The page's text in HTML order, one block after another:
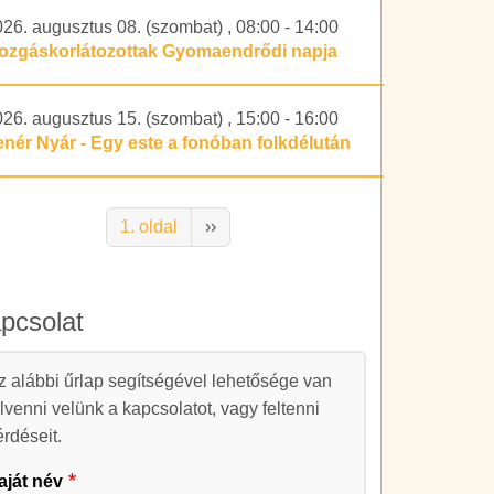
augusztus 08. (szombat) ,08:00 - 14:00
Gyomaendrődi napja
augusztus 15. (szombat) , 15:00 - 16:00
Nyár - Egy este a fonóban folkdélután
1. oldal
Következő oldal
››
alábbi űrlap segítségével lehetősége van
velünk a kapcsolatot, vagy feltenni
név